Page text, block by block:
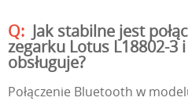
Jak stabilne jest
zegarku Lotus L18802-
obsługuje?
Połączenie Bluetooth w